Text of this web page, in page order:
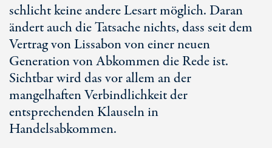
schlicht keine andere Lesart möglich. Daran
ändert auch die Tatsache nichts, dass seit dem
Vertrag von Lissabon von einer neuen
Generation von Abkommen die Rede ist.
Sichtbar wird das vor allem an der
mangelhaften Verbindlichkeit der
entsprechenden Klauseln in
Handelsabkommen.